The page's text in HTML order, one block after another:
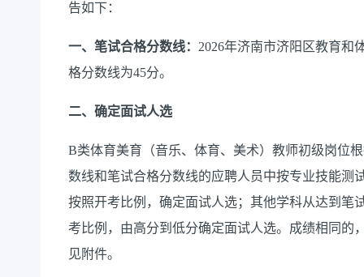
告如下：
一、 笔试合格分数线： 2026年济南市济阳区教育和
格分数线为45分。
二、确定面试人选
B类体育美育（音乐、体育、美术）教师初级岗位
数线和笔试合格分数线的应聘人员中按专业技能测
按照开考比例，确定面试人选；其他学科从达到笔
考比例，由高分到低分确定面试人选。成绩相同的
见附件。